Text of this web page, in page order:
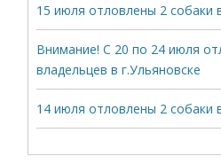
15 июля отловлены 2 собаки
Внимание! С 20 по 24 июля
владельцев в г.Ульяновске
14 июля отловлены 2 собаки